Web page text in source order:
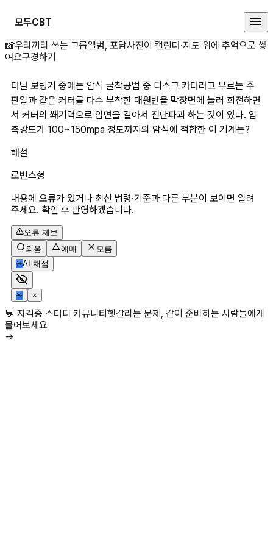
모두CBT
터널 보링기 중에는 암석 굴착공법
📸우리끼리 쓰는 그룹앨범, 포담사진이 캘린더·지도 위에 추억으로 쌓
여요구경하기
터널 보링기 중에는 암석 굴착공법 중 디스크 커터라고 부르는 주
판알과 같은 커터를 다수 부착한 대원반을 막장면에 눌러 회전하면
서 커터의 쐐기력으로 암면을 갈아서 전단파괴 하는 것이 있다. 압
축강도가 100~150mpa 정도까지의 암석에 적합한 이 기계는?
해설
로빈스형
내용에 오류가 있거나 최신 법령·기준과 다른 부분이 보이면 알려
주세요. 확인 후 반영하겠습니다.
오류 제보
외움
애매
모름
✳AI 채점
✳ ×
💬 자격증 스터디 커뮤니티헷갈리는 문제, 같이 준비하는 사람들에게
물어보세요
→